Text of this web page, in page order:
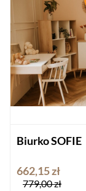
Biurko SOFIE
662,15 zł
779,00 zł